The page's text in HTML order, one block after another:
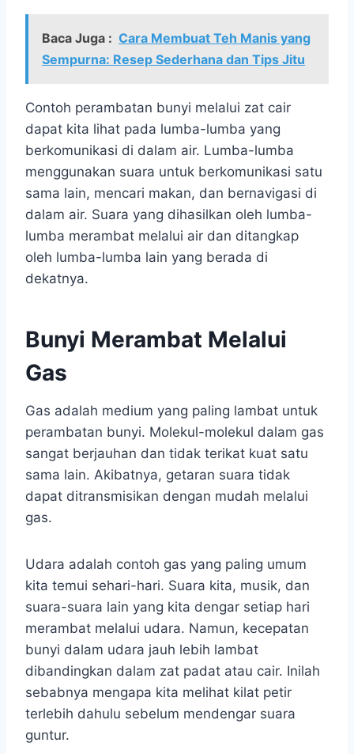
Baca Juga : Cara Membuat Teh Manis yang
Sempurna: Resep Sederhana dan Tips Jitu
Contoh perambatan bunyi melalui zat cair
dapat kita lihat pada lumba-lumba yang
berkomunikasi di dalam air. Lumba-lumba
menggunakan suara untuk berkomunikasi satu
sama lain, mencari makan, dan bernavigasi di
dalam air. Suara yang dihasilkan oleh lumba-
lumba merambat melalui air dan ditangkap
oleh lumba-lumba lain yang berada di
dekatnya.
Bunyi Merambat Melalui
Gas
Gas adalah medium yang paling lambat untuk
perambatan bunyi. Molekul-molekul dalam gas
sangat berjauhan dan tidak terikat kuat satu
sama lain. Akibatnya, getaran suara tidak
dapat ditransmisikan dengan mudah melalui
gas.
Udara adalah contoh gas yang paling umum
kita temui sehari-hari. Suara kita, musik, dan
suara-suara lain yang kita dengar setiap hari
merambat melalui udara. Namun, kecepatan
bunyi dalam udara jauh lebih lambat
dibandingkan dalam zat padat atau cair. Inilah
sebabnya mengapa kita melihat kilat petir
terlebih dahulu sebelum mendengar suara
guntur.